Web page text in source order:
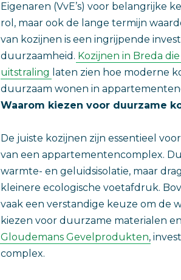
Eigenaren (VvE’s) voor belangrijke
rol, maar ook de lange termijn
van kozijnen is een ingrijpende
duurzaamheid. Kozijnen in Breda
uitstraling laten zien hoe moderne
duurzaam wonen in
Waarom kiezen voor duurzame
De juiste kozijnen zijn essentieel
van een appartementencomplex.
warmte- en geluidsisolatie, maar
kleinere ecologische voetafdruk.
vaak een verstandige keuze om de
kiezen voor duurzame materialen
Gloudemans Gevelprodukten,
complex.